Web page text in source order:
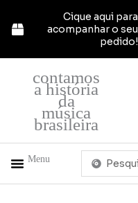
para
Cique aqui para
acompanhar o seu
pedido!
contamos
a história
da
música
brasileira
Menu
Pesquisar